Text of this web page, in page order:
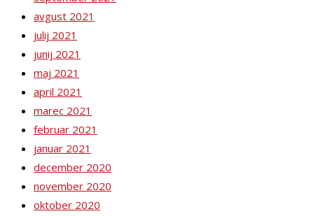
avgust 2021
julij 2021
junij 2021
maj 2021
april 2021
marec 2021
februar 2021
januar 2021
december 2020
november 2020
oktober 2020